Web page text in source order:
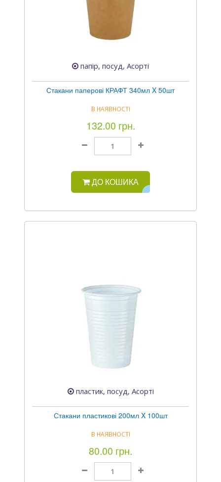
папір, посуд, Асорті
Стакани паперові КРАФТ 340мл X 50шт
В НАЯВНОСТІ
132.00 грн.
ДО КОШИКА
пластик, посуд, Асорті
Стакани пластикові 200мл X 100шт
В НАЯВНОСТІ
80.00 грн.